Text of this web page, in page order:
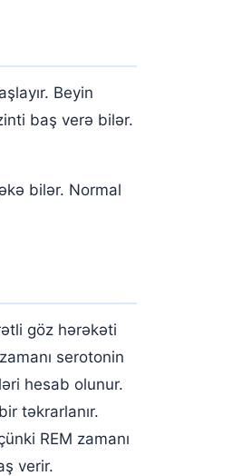
Beyin
baş verə bilər.
bilər. Normal
göz hərəkəti
serotonin
hesab olunur.
təkrarlanır.
REM zamanı
verir.